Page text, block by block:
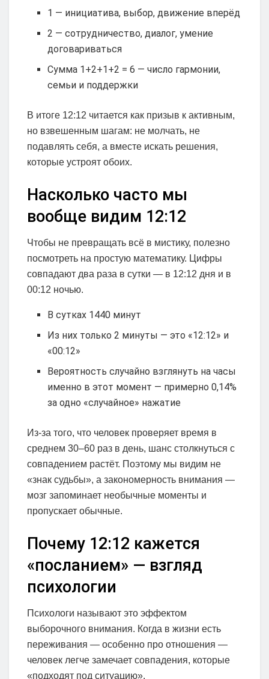
1 — инициатива, выбор, движение вперёд
2 — сотрудничество, диалог, умение
договариваться
Сумма 1+2+1+2 = 6 — число гармонии,
семьи и поддержки
В итоге 12:12 читается как призыв к активным,
но взвешенным шагам: не молчать, не
подавлять себя, а вместе искать решения,
которые устроят обоих.
Насколько часто мы
вообще видим 12:12
Чтобы не превращать всё в мистику, полезно
посмотреть на простую математику. Цифры
совпадают два раза в сутки — в 12:12 дня и в
00:12 ночью.
В сутках 1440 минут
Из них только 2 минуты — это «12:12» и
«00:12»
Вероятность случайно взглянуть на часы
именно в этот момент — примерно 0,14%
за одно «случайное» нажатие
Из-за того, что человек проверяет время в
среднем 30–60 раз в день, шанс столкнуться с
совпадением растёт. Поэтому мы видим не
«знак судьбы», а закономерность внимания —
мозг запоминает необычные моменты и
пропускает обычные.
Почему 12:12 кажется
«посланием» — взгляд
психологии
Психологи называют это эффектом
выборочного внимания. Когда в жизни есть
переживания — особенно про отношения —
человек легче замечает совпадения, которые
«подходят под ситуацию».